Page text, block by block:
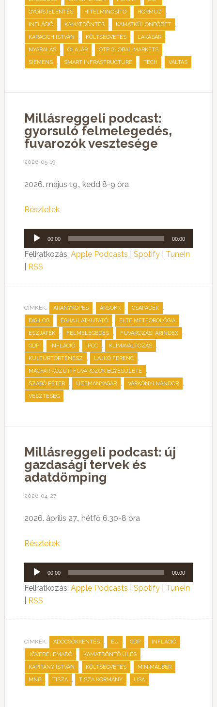
GYORSJELENTÉS , HITELMINŐSÍTŐ , HORMUZ ,
INFLÁCIÓ , KAMATDÖNTÉS , KAMATKÜLÖNBÖZET ,
KARAGICH ISTVÁN , KÖLTSÉGVETÉS , LAKÁSÁR ,
NYARALÁS , OLAJÁR , OTP GLOBAL MARKETS ,
SIEMENS , SMART INFRASTRUCTURE , TECH , VÁLTÁS
Millásreggeli podcast:
gyorsuló felmelegedés,
fuvarozók vesztesége
2026-05-19
2026. május 19., kedd 8-9 óra
Részletek
Audió
lejátszó
00:00 00:00
Feliratkozás: Apple Podcasts Spotify| TuneIn
RSS
CÍMKÉK: ARANYKÖPÉS , ÁRSOKK , CSAPADÉK ,
DIGILOG , ÉGHAJLATKUTATÓ , ELTE METEOROLÓGIA ,
ÉSZJÁTÉK , FELMELEGEDÉS , FUVAROZÁSI ÁRINDEX ,
GDP , INFLÁCIÓ , IPCC , KLÍMAVÁLTOZÁS ,
KULTÚRTÖRTÉNÉSZ , LAJKÓ FERENC ,
MAGYAR KÖZÚTI FUVAROZÓK EGYESÜLETE ,
SZABÓ PÉTER , ÜZEMANYAGÁR , VÁRKONYI NÁNDOR ,
VESZTESÉG
Millásreggeli podcast: új
gazdasági tervek és
adatdömping
2026-04-27
2026. április 27., hétfő 6.30-8 óra
Részletek
Audió
lejátszó
00:00 00:00
Feliratkozás: Apple Podcasts Spotify| TuneIn
RSS
CÍMKÉK: ADÓCSÖKKENTÉS , EU , GDP , INFLÁCIÓ ,
JÖVEDELEMADÓ , KAMATDÖNTŐ ÜLÉS ,
KAPITÁNY ISTVÁN , KÖLTSÉGVETÉS , MINIMÁLBÉR ,
MNB , TISZA , TISZA KORMÁNY , USA